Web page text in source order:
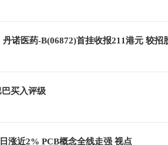
诺医药-B(06872)首挂收报211港元 较招
买入评级
涨近2% PCB概念全线走强 视点